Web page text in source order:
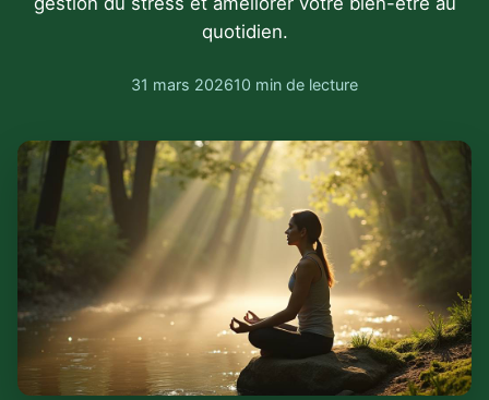
quotidien.
31 mars 202610 min de lecture